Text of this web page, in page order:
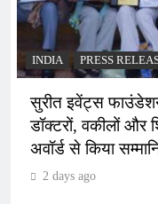
INDIA PRESS
सुरीत इवेंट्स
डॉक्टरों, वकीलों और
अवॉर्ड से किया
2 days ago